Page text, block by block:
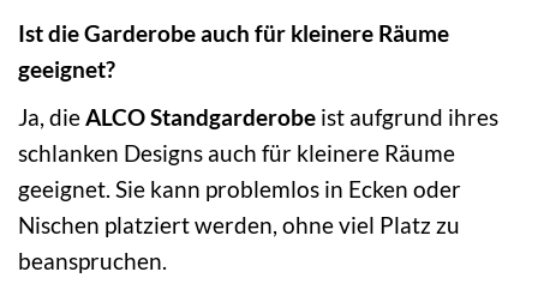
Ist die Garderobe auch für kleinere Räume
geeignet?
Ja, dieALCO Standgarderobe ist aufgrund ihres
schlanken Designs auch für kleinere Räume
geeignet. Sie kann problemlos in Ecken oder
Nischen platziert werden, ohne viel Platz zu
beanspruchen.